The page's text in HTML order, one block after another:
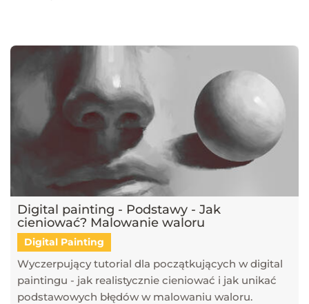
które pomagają tworzyć profesjonalne i fotorealistyczne wizualizacje.
projektantów, jakie są najlepsze praktyki w renderingu oraz jak
optymalizować proces projektowy. Śledź nasz blog, aby pozostać na
bieżąco z technologią i rozwijać swoje umiejętności w projektowaniu
przestrzeni i wizualizacji 3D!
Digital painting - Podstawy - Jak
cieniować? Malowanie waloru
Digital Painting
Wyczerpujący tutorial dla początkujących w digital
paintingu - jak realistycznie cieniować i jak unikać
podstawowych błędów w malowaniu waloru.